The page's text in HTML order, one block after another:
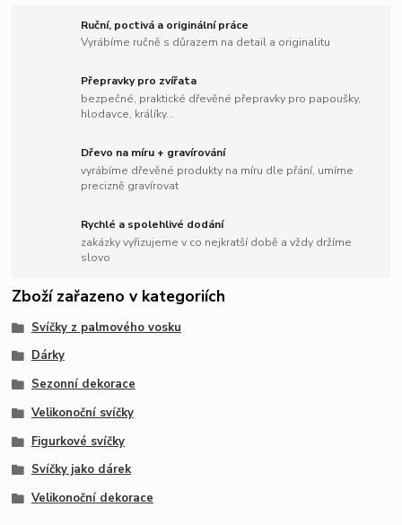
Ruční, poctivá a originální práce
Vyrábíme ručně s důrazem na detail a originalitu
Přepravky pro zvířata
bezpečné, praktické dřevěné přepravky pro papoušky,
hlodavce, králíky...
Dřevo na míru + gravírování
vyrábíme dřevěné produkty na míru dle přání, umíme
precizně gravírovat
Rychlé a spolehlivé dodání
zakázky vyřizujeme v co nejkratší době a vždy držíme
slovo
Zboží zařazeno v kategoriích
Svíčky z palmového vosku
Dárky
Sezonní dekorace
Velikonoční svíčky
Figurkové svíčky
Svíčky jako dárek
Velikonoční dekorace